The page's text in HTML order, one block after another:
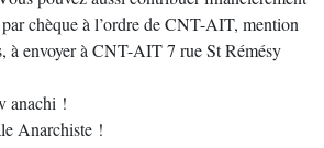
chèque à l’ordre de CNT-AIT, mention
à envoyer à CNT-AIT 7 rue St Rémésy
anachi !
Anarchiste !